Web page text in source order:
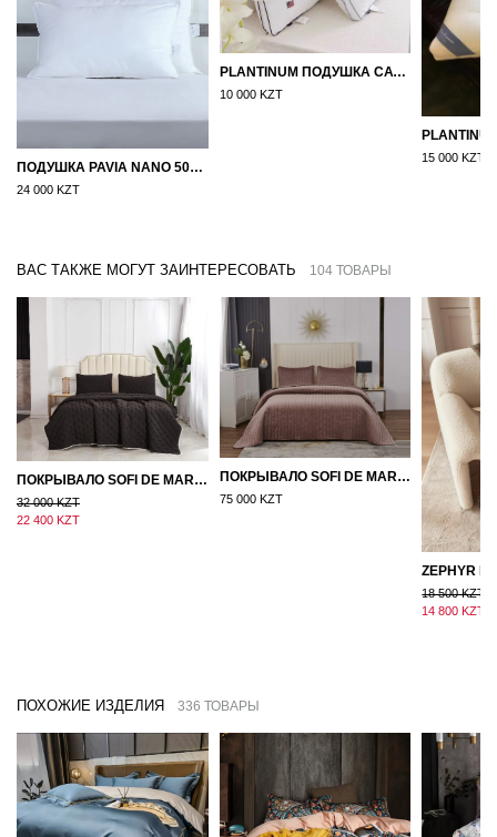
ПОДУШКА PAVIA NANO 50X70
24 000 KZT
PLANTINUM ПОДУШКА САТИН, ШЕЛК 50Х70
10 000 KZT
15 000 KZT
ВАС ТАКЖЕ МОГУТ ЗАИНТЕРЕСОВАТЬ 104 ТОВАРЫ
ПОКРЫВАЛО SOFI DE MARKO 160×220 БРОУДИ ЧЕРНО-БЕЖЕВОЕ
32 000 KZT
22 400 KZT
ПОКРЫВАЛО SOFI DE MARKO ВЕЛЮР 240×260 ФЕРДИНАНД (МОККО)
75 000 KZT
18 500 KZT
14 800 KZT
ПОХОЖИЕ ИЗДЕЛИЯ 336 ТОВАРЫ